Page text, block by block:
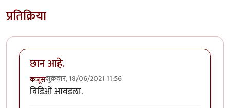
प्रतिक्रिया
छान आहे.
कंजूसशुक्रवार, 18/06/2021 11:56
विडिओ आवडला.